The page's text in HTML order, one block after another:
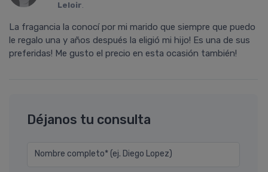
Leloir.
La fragancia la conocí­ por mi marido que siempre que puedo
le regalo una y años después la eligió mi hijo! Es una de sus
preferidas! Me gusto el precio en esta ocasión también!
Déjanos tu consulta
Nombre completo* (ej. Diego Lopez)